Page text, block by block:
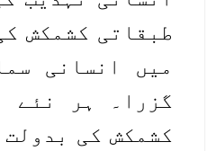
طبقاتی کشمکش
میں انسانی
گزرا۔ ہر نئے
کشمکش کی